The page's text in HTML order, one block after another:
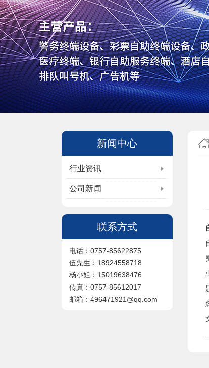
新闻中心
行业资讯
公司新闻
联系方式
电话：0757-85622875
伍先生：18924558718
杨小姐：15019638476
传真：0757-85612017
邮箱：496471921@qq.com